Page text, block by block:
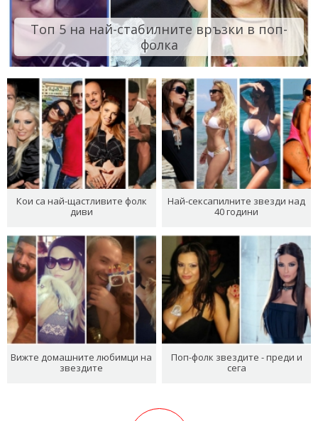
Топ 5 на най-стабилните връзки в поп-
фолка
Кои са най-щастливите фолк
диви
Най-сексапилните звезди над
40 години
Вижте домашните любимци на
звездите
Поп-фолк звездите - преди и
сега